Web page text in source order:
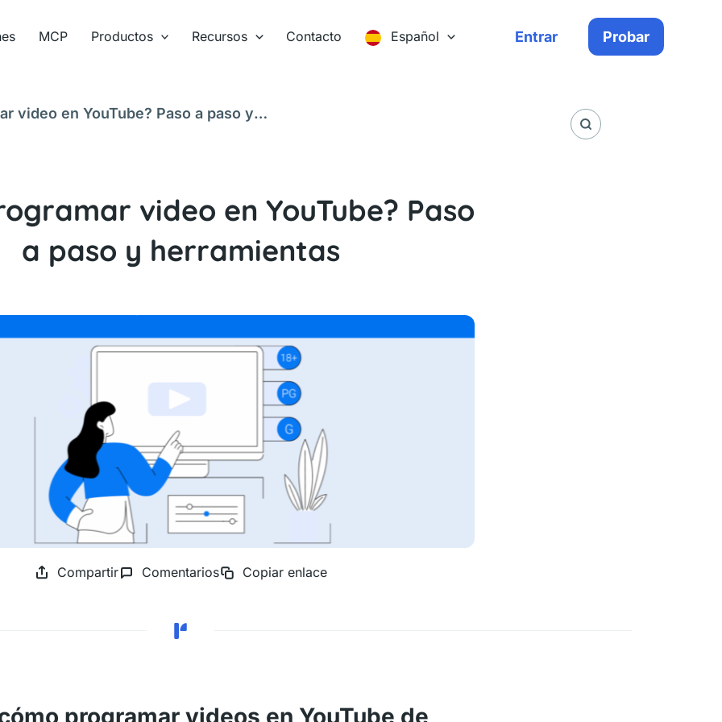
MCP Productos Recursos Contacto Español Entrar Probar
video en YouTube? Paso a paso y
video en YouTube? Paso
a paso y herramientas
Compartir Comentarios Copiar enlace
programar videos en YouTube de